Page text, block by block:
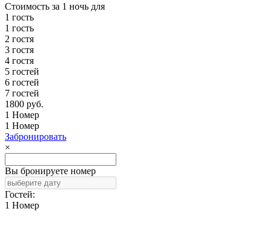
Стоимость за 1 ночь для
1 гость
1 гость
2 гостя
3 гостя
4 гостя
5 гостей
6 гостей
7 гостей
1800 руб.
1 Номер
1 Номер
Забронировать
×
Вы бронируете номер
Гостей:
1 Номер